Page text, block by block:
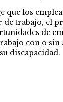
que los
de trabajo, el
de
con o
discapacidad.